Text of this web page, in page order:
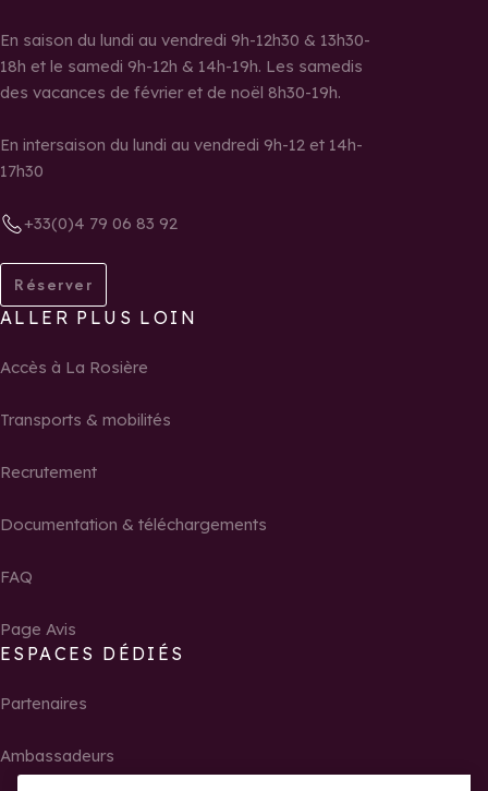
En saison du lundi au vendredi 9h-12h30 & 13h30-
18h et le samedi 9h-12h & 14h-19h. Les samedis
des vacances de février et de noël 8h30-19h.
En intersaison du lundi au vendredi 9h-12 et 14h-
17h30
+33(0)4 79 06 83 92
Réserver
ALLER PLUS LOIN
Accès à La Rosière
Transports & mobilités
Recrutement
Documentation & téléchargements
FAQ
Page Avis
ESPACES DÉDIÉS
Partenaires
Ambassadeurs